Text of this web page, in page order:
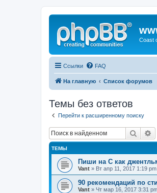
Coast
Ссылки FAQ
На главную Список форумов
Темы без ответов
Перейти к расширенному поиску
Поиск
ТЕМЫ
Пиши на C как
Vant » Вт апр 11, 2017 1:19
90 рекомендаций по
Vant » Чт мар 16, 2017 3:31